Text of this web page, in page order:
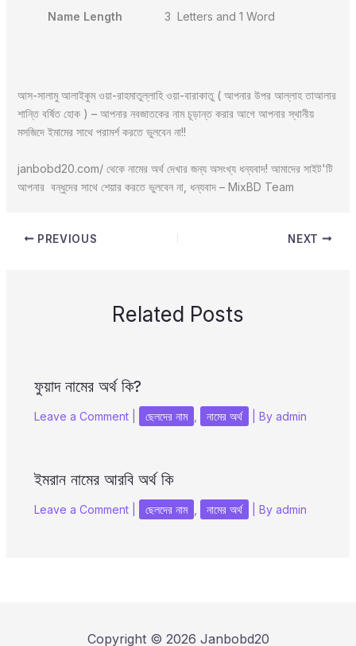
Name Length 3 Letters and 1 Word
আস-সালামু আলাইকুম ওয়া-রাহমাতুল্লাহি ওয়া-বারাকাতু ( আপনার উপর আল্লাহ তাআলার
শান্তি বর্ষিত হোক ) – আপনার নবজাতকের নাম চূড়ান্ত করার আগে আপনার স্থানীয়
মসজিদে ইমামের সাথে পরামর্শ করতে ভুলবেন না!!
janbobd20.com/ থেকে নামের অর্থ দেখার জন্য অসংখ্য ধন্যবাদ! আমাদের সাইট'টি
আপনার বন্ধুদের সাথে শেয়ার করতে ভুলবেন না, ধন্যবাদ – MixBD Team
PREVIOUS NEXT
Related Posts
ফুয়াদ নামের অর্থ কি?
Leave a Comment ছেলদের নাম নামের অর্থ | By admin
ইমরান নামের আরবি অর্থ কি
Leave a Comment ছেলদের নাম নামের অর্থ | By admin
Copyright © 2026 Janbobd20